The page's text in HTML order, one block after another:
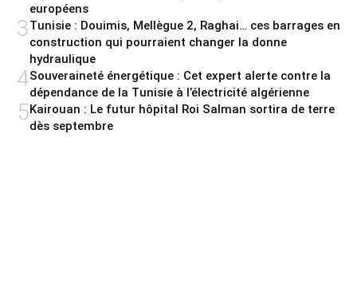
européens
3Tunisie : Douimis, Mellègue 2, Raghai… ces barrages en
construction qui pourraient changer la donne
hydraulique
4Souveraineté énergétique : Cet expert alerte contre la
dépendance de la Tunisie à l’électricité algérienne
5Kairouan : Le futur hôpital Roi Salman sortira de terre
dès septembre